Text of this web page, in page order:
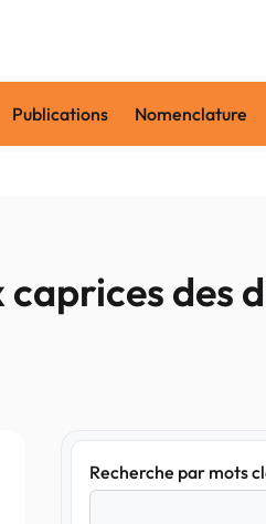
Publications Nomenclature
caprices des
Recherche par mots